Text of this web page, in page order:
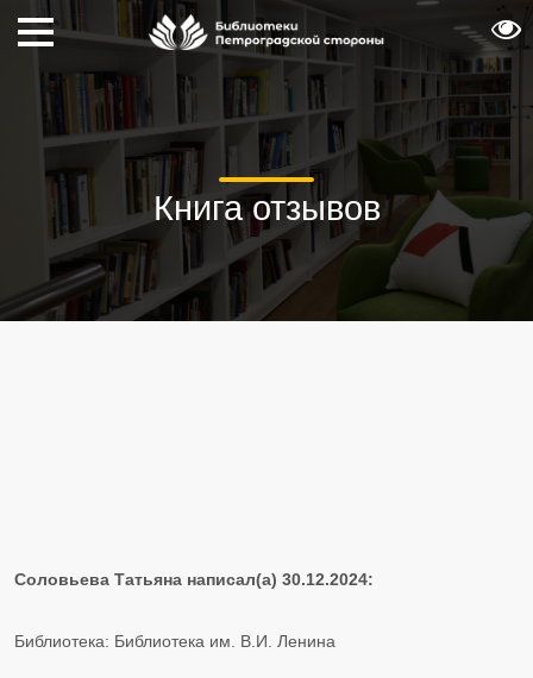
Книга отзывов
Соловьева Татьяна написал(а) 30.12.2024:
Библиотека: Библиотека им. В.И. Ленина